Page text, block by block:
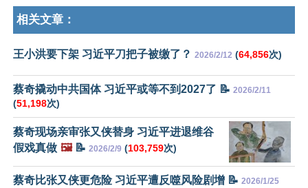
相关文章：
王小洪要下架 习近平刀把子被缴了？ 2026/2/12 (64,856次)
蔡奇撬动中共国体 习近平或等不到2027了 📝 2026/2/11
(51,198次)
蔡奇现场亲审张又侠替身 习近平进退维谷
假戏真做 🖼️📝 2026/2/9 (103,759次)
蔡奇比张又侠更危险 习近平遭反噬风险剧增 📝 2026/1/25